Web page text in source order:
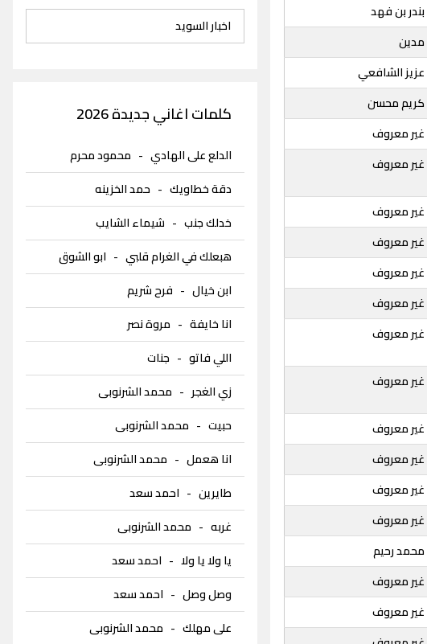
بندر بن فهد
مدين
عزيز الشافعي
كريم محسن
غير معروف
غير معروف
غير معروف
غير معروف
غير معروف
غير معروف
غير معروف
غير معروف
غير معروف
غير معروف
غير معروف
غير معروف
محمد رحيم
غير معروف
غير معروف
اخبار السويد
كلمات اغاني جديدة 2026
الدلع على الهادي- محمود محرم
دقة خطاويك- حمد الخزينه
خدلك جنب- شيماء الشايب
هبعلك في الغرام قلبي- ابو الشوق
ابن خيال- فرح شريم
انا خايفة- مروة نصر
اللي فاتو- جنات
زي الغجر - محمد الشرنوبى
حبيت- محمد الشرنوبى
انا هعمل- محمد الشرنوبى
طايرين- احمد سعد
غربه- محمد الشرنوبى
يا ولا يا ولا- احمد سعد
وصل وصل- احمد سعد
على مهلك- محمد الشرنوبى